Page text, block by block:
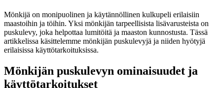
Mönkijä on monipuolinen ja käytännöllinen kulkupeli erilaisiin
maastoihin ja töihin. Yksi mönkijän tarpeellisista lisävarusteista on
puskulevy, joka helpottaa lumitöitä ja maaston kunnostusta. Tässä
artikkelissa käsittelemme mönkijän puskulevyjä ja niiden hyötyjä
erilaisissa käyttötarkoituksissa.
Mönkijän puskulevyn ominaisuudet ja
käyttötarkoitukset